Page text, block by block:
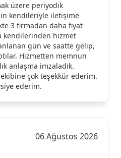
üzere periyodik
kendileriyle iletişime
3 firmadan daha fiyat
kendilerinden hizmet
gün ve saatte gelip,
Hizmetten memnun
anlaşma imzaladık.
çok teşekkür ederim.
ederim.
06 Ağustos 2026